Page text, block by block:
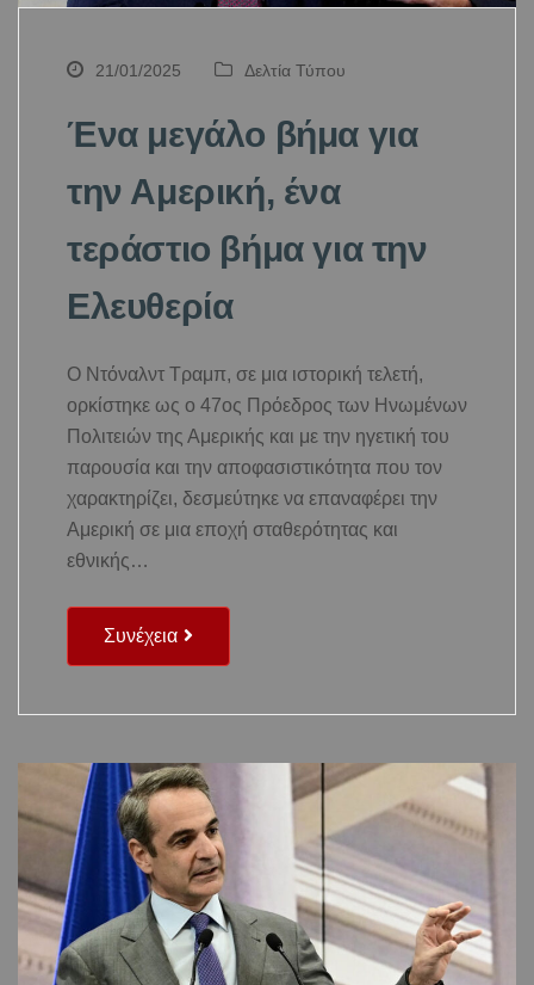
21/01/2025 Δελτία Τύπου
Ένα μεγάλο βήμα για
την Αμερική, ένα
τεράστιο βήμα για την
Ελευθερία
Ο Ντόναλντ Τραμπ, σε μια ιστορική τελετή,
ορκίστηκε ως ο 47ος Πρόεδρος των Ηνωμένων
Πολιτειών της Αμερικής και με την ηγετική του
παρουσία και την αποφασιστικότητα που τον
χαρακτηρίζει, δεσμεύτηκε να επαναφέρει την
Αμερική σε μια εποχή σταθερότητας και
εθνικής…
Συνέχεια